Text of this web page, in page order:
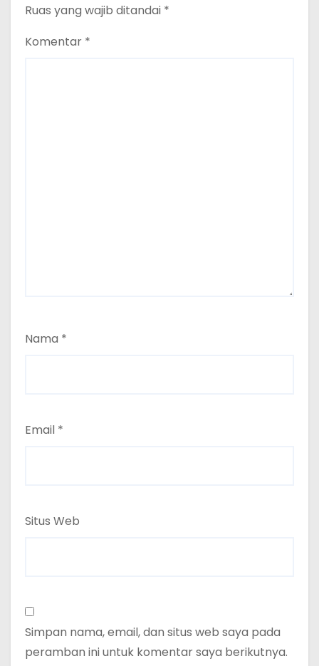
Ruas yang wajib ditandai *
Komentar *
Nama *
Email *
Situs Web
Simpan nama, email, dan situs web saya pada
peramban ini untuk komentar saya berikutnya.